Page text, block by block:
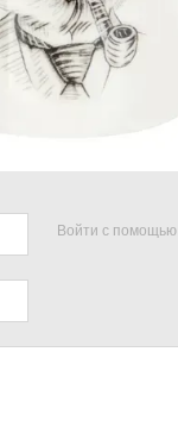
Войти с помощью